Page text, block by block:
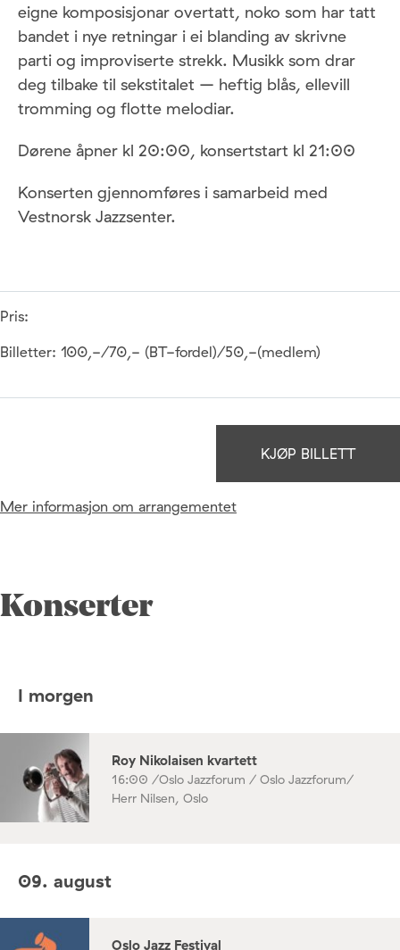
eigne komposisjonar overtatt, noko som har tatt
bandet i nye retningar i ei blanding av skrivne
parti og improviserte strekk. Musikk som drar
deg tilbake til sekstitalet – heftig blås, ellevill
tromming og flotte melodiar.
Dørene åpner kl 20:00, konsertstart kl 21:00
Konserten gjennomføres i samarbeid med
Vestnorsk Jazzsenter.
Pris:
Billetter: 100,-/70,- (BT-fordel)/50,-(medlem)
KJØP BILLETT
Mer informasjon om arrangementet
Konserter
I morgen
Roy Nikolaisen kvartett
16:00 /Oslo Jazzforum / Oslo Jazzforum/
Herr Nilsen, Oslo
09. august
Oslo Jazz Festival